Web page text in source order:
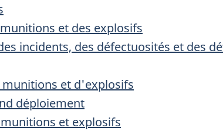
et des explosifs
incidents, des défectuosités et des
et d'explosifs
déploiement
et explosifs